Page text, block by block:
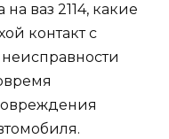
ваз 2114, какие
контакт с